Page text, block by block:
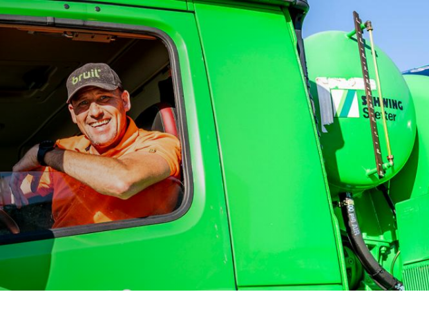
Service
Productgroep Betonmortel
Werken bij Bruil
Silo-service